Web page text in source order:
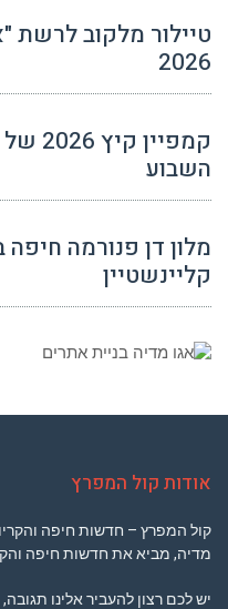
טיילור מלקוב לרשת
2026
השבוע
מלון דן פנורמה
קליינשטיין
אודות קול המפרץ
קול המפרץ – חדשות חיפה
מדיה, מביא את חדשות חיפה
יש לכם רצון להעביר אלינו